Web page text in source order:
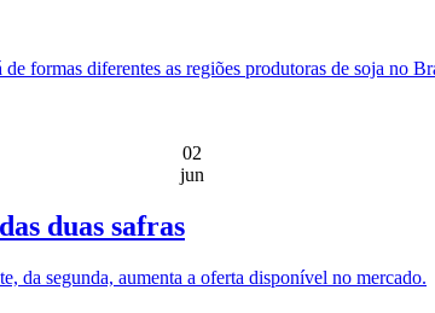
formas diferentes as regiões produtoras de soja no
02
jun
duas safras
da segunda, aumenta a oferta disponível no mercado.